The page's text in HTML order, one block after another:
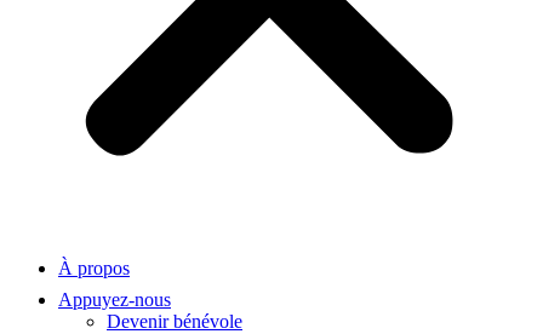
À propos
Appuyez-nous
Devenir bénévole